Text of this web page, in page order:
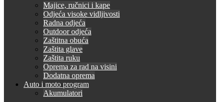
Majice, ručnici i kape
Odjeća visoke vidljivosti
Radna odjeća
Outdoor odjeća
Zaštitna obuća
Zaštita glave
Zaštita ruku
Oprema za rad na visini
Dodatna oprema
Auto i moto program
Akumulatori